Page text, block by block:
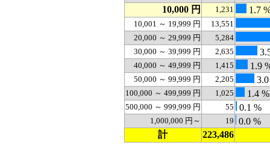
10,000 円 1,231 1.7
10,001 ～ 19,999 円
13,551
20,000 ～ 29,999 円
5,284
30,000 ～ 39,999 円
2,635
40,000 ～ 49,999 円 1,415 1.9
50,000 ～ 99,999 円 2,205
100,000 ～ 499,999 円 1,025 1.4 %
500,000 ～ 999,999 円 55 0.1 %
1,000,000 円～ 19 0.0 %
計
223,486